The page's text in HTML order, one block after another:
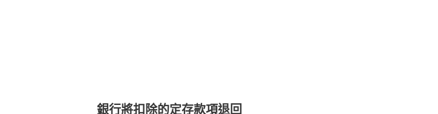
銀行將扣除的定存款項退回